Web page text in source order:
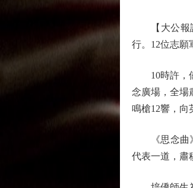
【大公報訊
行。12位志願
10時許，儀
念廣場，全場
鳴槍12響，向
《思念曲》
代表一道，肅